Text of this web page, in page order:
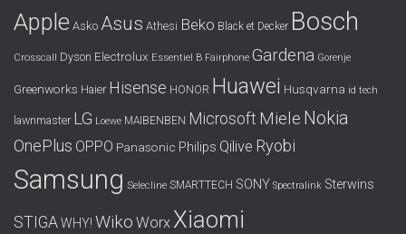
Apple Asko Asus Athesi Beko Black et Decker Bosch
Crosscall Dyson Electrolux Essentiel B Fairphone Gardena Gorenje
Greenworks Haier Hisense HONOR Huawei Husqvarna id tech
lawnmaster LG Loewe MAIBENBEN Microsoft Miele Nokia
OnePlus OPPO Panasonic Philips Qilive Ryobi
Samsung Selecline SMARTTECH SONY Spectralink Sterwins
STIGAWHY! Wiko Worx Xiaomi